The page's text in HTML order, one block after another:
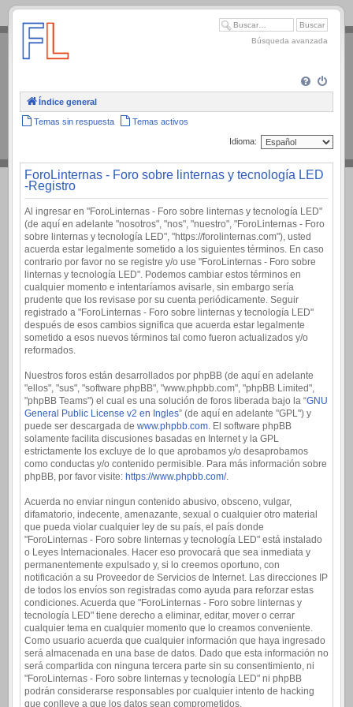
.
Búsqueda avanzada
Índice general
Temas sin respuesta Temas activos
Idioma:
ForoLinternas - Foro sobre linternas y tecnología LED
-Registro
Al ingresar en "ForoLinternas - Foro sobre linternas y tecnología LED"
(de aquí en adelante "nosotros", "nos", "nuestro", "ForoLinternas - Foro
sobre linternas y tecnología LED", "https://forolinternas.com"), usted
acuerda estar legalmente sometido a los siguientes términos. En caso
contrario por favor no se registre y/o use "ForoLinternas - Foro sobre
linternas y tecnología LED". Podemos cambiar estos términos en
cualquier momento e intentaríamos avisarle, sin embargo sería
prudente que los revisase por su cuenta periódicamente. Seguir
registrado a "ForoLinternas - Foro sobre linternas y tecnología LED"
después de esos cambios significa que acuerda estar legalmente
sometido a esos nuevos términos tal como fueron actualizados y/o
reformados.
Nuestros foros están desarrollados por phpBB (de aquí en adelante
"ellos", "sus", "software phpBB", "www.phpbb.com", "phpBB Limited",
"phpBB Teams") el cual es una solución de foros liberada bajo la “GNU
General Public License v2 en Ingles” (de aquí en adelante "GPL") y
puede ser descargada de www.phpbb.com . El software phpBB
solamente facilita discusiones basadas en Internet y la GPL
estrictamente los excluye de lo que aprobamos y/o desaprobamos
como conductas y/o contenido permisible. Para más información sobre
phpBB, por favor visite: https://www.phpbb.com/.
Acuerda no enviar ningun contenido abusivo, obsceno, vulgar,
difamatorio, indecente, amenazante, sexual o cualquier otro material
que pueda violar cualquier ley de su país, el país donde
"ForoLinternas - Foro sobre linternas y tecnología LED" está instalado
o Leyes Internacionales. Hacer eso provocará que sea inmediata y
permanentemente expulsado y, si lo creemos oportuno, con
notificación a su Proveedor de Servicios de Internet. Las direcciones IP
de todos los envíos son registradas como ayuda para reforzar estas
condiciones. Acuerda que "ForoLinternas - Foro sobre linternas y
tecnología LED" tiene derecho a eliminar, editar, mover o cerrar
cualquier tema en cualquier momento que lo creamos conveniente.
Como usuario acuerda que cualquier información que haya ingresado
será almacenada en una base de datos. Dado que esta información no
será compartida con ninguna tercera parte sin su consentimiento, ni
"ForoLinternas - Foro sobre linternas y tecnología LED" ni phpBB
podrán considerarse responsables por cualquier intento de hacking
que conlleve a que los datos sean comprometidos.